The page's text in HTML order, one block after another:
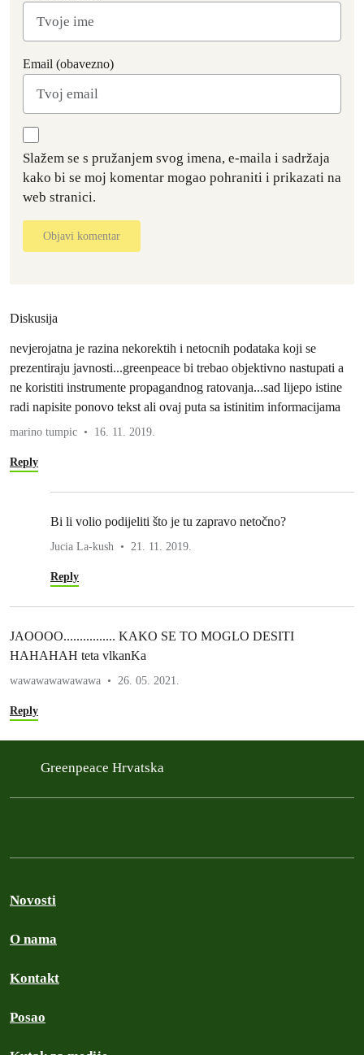
Email (obavezno)
Slažem se s pružanjem svog imena, e-maila i sadržaja
kako bi se moj komentar mogao pohraniti i prikazati na
web stranici.
Objavi komentar
Diskusija
nevjerojatna je razina nekorektih i netocnih podataka koji se
prezentiraju javnosti...greenpeace bi trebao objektivno nastupati a
ne koristiti instrumente propagandnog ratovanja...sad lijepo istine
radi napisite ponovo tekst ali ovaj puta sa istinitim informacijama
marino tumpic 16. 11. 2019.
Reply
Bi li volio podijeliti što je tu zapravo netočno?
Jucia La-kush 21. 11. 2019.
Reply
JAOOOO................ KAKO SE TO MOGLO DESITI
HAHAHAH teta vlkanKa
wawawawawawawa 26. 05. 2021.
Reply
Greenpeace Hrvatska
Novosti
O nama
Kontakt
Posao